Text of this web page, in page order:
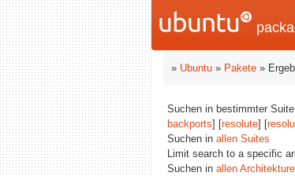
» Ubuntu » Pakete »
Suchen in bestimmter
backports] [resolute] [
Suchen in allen Suites
Limit search to a specific
Suchen in allen